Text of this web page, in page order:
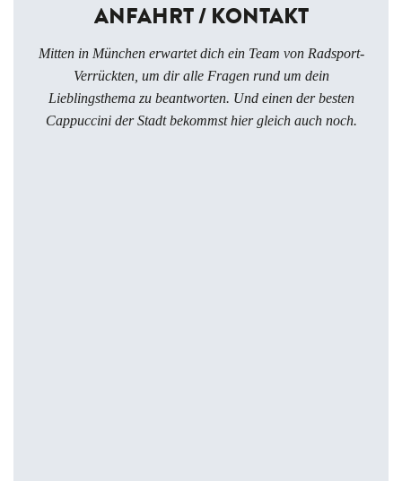
ANFAHRT / KONTAKT
Mitten in München erwartet dich ein Team von Radsport-
Verrückten, um dir alle Fragen rund um dein
Lieblingsthema zu beantworten. Und einen der besten
Cappuccini der Stadt bekommst hier gleich auch noch.